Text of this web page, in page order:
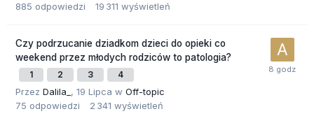
885 odpowiedzi 19 311 wyświetleń
Czy podrzucanie dziadkom dzieci do opieki co
weekend przez młodych rodziców to patologia?
1 2 3 4
Przez Dalila_ , 19 Lipca w Off-topic
75 odpowiedzi 2 341 wyświetleń